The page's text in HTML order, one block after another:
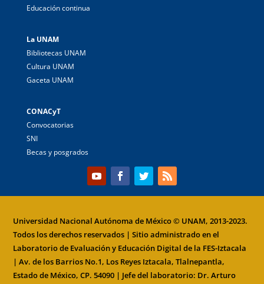
Educación continua
La UNAM
Bibliotecas UNAM
Cultura UNAM
Gaceta UNAM
CONACyT
Convocatorias
SNI
Becas y posgrados
Universidad Nacional Autónoma de México© UNAM, 2013-2023.
Todos los derechos reservados | Sitio administrado en el
Laboratorio de Evaluación y Educación Digital de la FES-Iztacala
| Av. de los Barrios No.1, Los Reyes Iztacala, Tlalnepantla,
Estado de México, CP. 54090 | Jefe del laboratorio: Dr. Arturo